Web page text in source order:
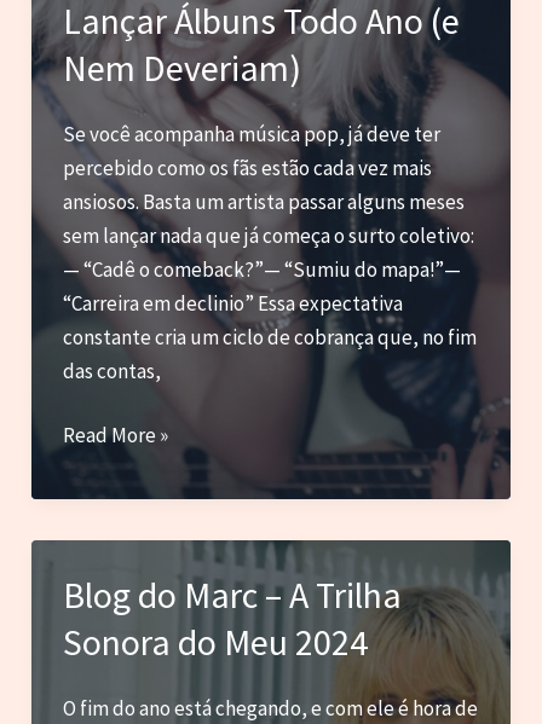
Japão
Lançar Álbuns Todo Ano (e
Nem Deveriam)
Se você acompanha música pop, já deve ter
percebido como os fãs estão cada vez mais
ansiosos. Basta um artista passar alguns meses
sem lançar nada que já começa o surto coletivo:
— “Cadê o comeback?”— “Sumiu do mapa!”—
“Carreira em declinio” Essa expectativa
constante cria um ciclo de cobrança que, no fim
das contas,
Ansiedade
ou
PorQue
Não
Precisam
Álbuns
Read More »
Blog do Marc – A Trilha
Sonora do Meu 2024
O fim do ano está chegando, e com ele é hora de